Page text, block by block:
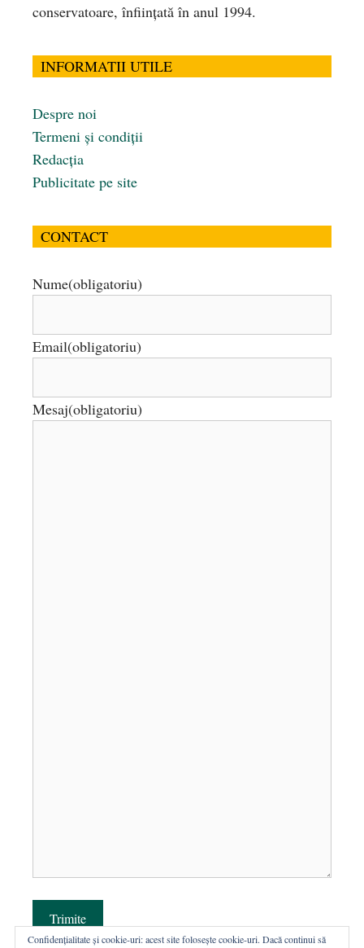
conservatoare, înfiinţată în anul 1994.
INFORMATII UTILE
Despre noi
Termeni și condiții
Redacția
Publicitate pe site
CONTACT
Nume(obligatoriu)
Email(obligatoriu)
Mesaj(obligatoriu)
Trimite
Confidențialitate și cookie-uri: acest site folosește cookie-uri. Dacă continui să